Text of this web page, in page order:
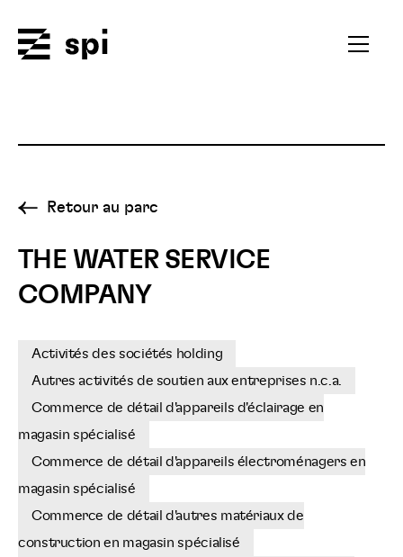
Ouvrir
Retour au parc
THE WATER SERVICE
COMPANY
Activités des sociétés holding
Autres activités de soutien aux entreprises n.c.a.
Commerce de détail d'appareils d'éclairage en
magasin spécialisé
Commerce de détail d'appareils électroménagers en
magasin spécialisé
Commerce de détail d'autres matériaux de
construction en magasin spécialisé